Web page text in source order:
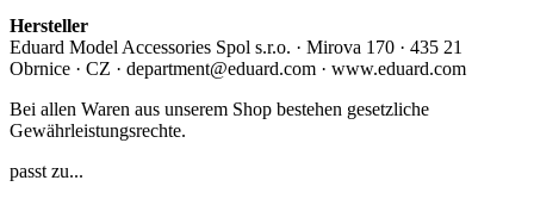
Hersteller
Eduard Model Accessories Spol s.r.o. · Mirova 170 · 435 21
Obrnice · CZ · department@eduard.com · www.eduard.com
Bei allen Waren aus unserem Shop bestehen gesetzliche
Gewährleistungsrechte.
passt zu...